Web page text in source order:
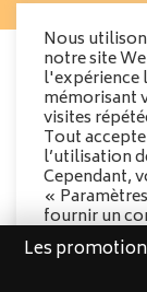
Copyright
Nous
notre site
l'expérience
mémorisant
visites
Tout
l’utilisation
Cependant,
«
fournir un
Options des
Les